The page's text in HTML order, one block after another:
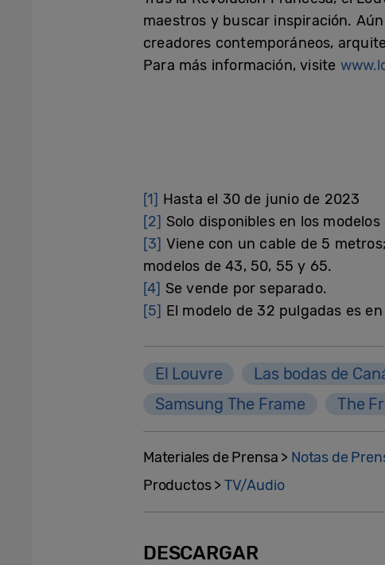
maestros y buscar inspiración.
creadores contemporáneos,
Para más información, visite
[1] Hasta el 30 de junio de 2023
[2] Solo disponibles en los
[3] Viene con un cable de 5
modelos de 43, 50, 55 y 65.
[4] Se vende por separado.
[5] El modelo de 32 pulgadas es en
El Louvre Las bodas de
Samsung The Frame
The
Materiales de Prensa > Notas de
Productos > TV/Audio
DESCARGAR